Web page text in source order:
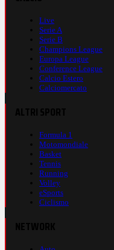
Live
Serie A
Serie B
Champions League
Europa League
Conference League
Calcio Estero
Calciomercato
Formula 1
Motomondiale
Basket
Tennis
Running
Volley
eSports
Ciclismo